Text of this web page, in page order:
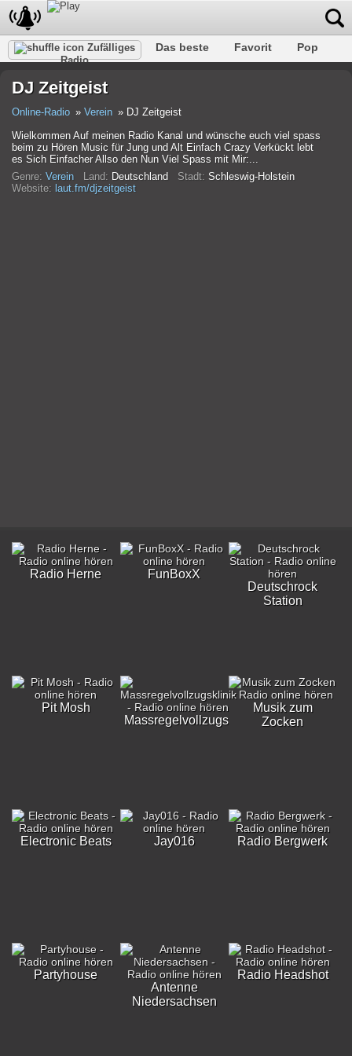
Zufälliges
Radio
Das beste Favorit
Pop
Rap
Trans
DJ Zeitgeist
Online-Radio Verein
DJ Zeitgeist
Wielkommen Auf meinen Radio Kanal und wünsche euch viel spass
beim zu Hören Music für Jung und Alt Einfach Crazy Verkückt lebt
es Sich Einfacher Allso den Nun Viel Spass mit Mir:...
Genre: Verein Land: Deutschland Stadt: Schleswig-Holstein
Website: laut.fm/djzeitgeist
Radio Herne
FunBoxX
Deutschrock
Station
Pit Mosh
Massregelvollzugsklinik
Musik zum
Zocken
Electronic Beats Jay016 Radio Bergwerk
Partyhouse
Antenne
Niedersachsen
Radio Headshot